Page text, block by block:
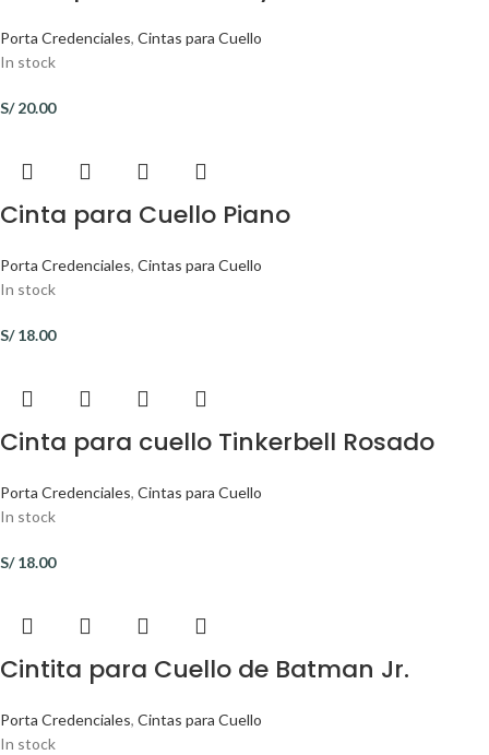
Porta Credenciales, Cintas para Cuello
In stock
S/20.00
Cinta para Cuello Piano
Porta Credenciales, Cintas para Cuello
In stock
S/18.00
Cinta para cuello Tinkerbell Rosado
Porta Credenciales, Cintas para Cuello
In stock
S/18.00
Cintita para Cuello de Batman Jr.
Porta Credenciales, Cintas para Cuello
In stock